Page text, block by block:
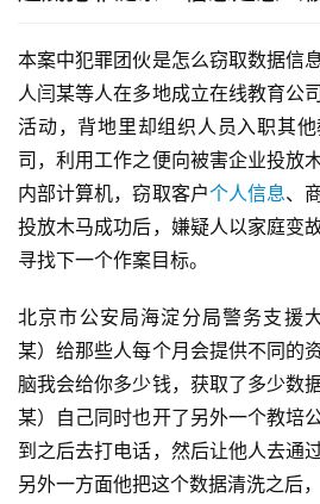
本案中犯罪团伙是怎么窃取数据信
人闫某等人在多地成立在线教育公
活动，背地里却组织人员入职其
司，利用工作之便向被害企业投放
内部计算机，窃取客户个人信息、
投放木马成功后，嫌疑人以家庭变
寻找下一个作案目标。
北京市公安局海淀分局警务支援
某）给那些人每个月会提供不同的
脑我会给你多少钱，获取了多少数
某）自己同时也开了另外一个教培
到之后去打电话，然后让他人去通
另外一方面他把这个数据清洗之后